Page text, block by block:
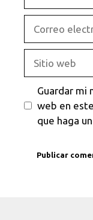
electrónico
web
Guardar mi
web en
que haga